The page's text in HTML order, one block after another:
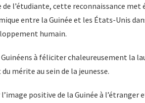
l’étudiante, cette reconnaissance
entre la Guinée et les États-Unis
humain.
à féliciter chaleureusement la
mérite au sein de la jeunesse.
positive de la Guinée à l’étranger